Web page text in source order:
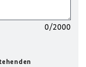
0/2000